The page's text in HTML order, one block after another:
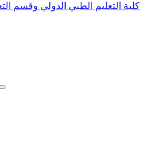
كلية التعليم الطبي الدولي وقسم